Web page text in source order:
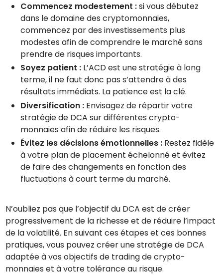
Commencez modestement :si vous débutez
dans le domaine des cryptomonnaies,
commencez par des investissements plus
modestes afin de comprendre le marché sans
prendre de risques importants.
Soyez patient : L’ACD est une stratégie à long
terme, il ne faut donc pas s’attendre à des
résultats immédiats. La patience est la clé.
Diversification : Envisagez de répartir votre
stratégie de DCA sur différentes crypto-
monnaies afin de réduire les risques.
Évitez les décisions émotionnelles : Restez fidèle
à votre plan de placement échelonné et évitez
de faire des changements en fonction des
fluctuations à court terme du marché.
N’oubliez pas que l’objectif du DCA est de créer
progressivement de la richesse et de réduire l’impact
de la volatilité. En suivant ces étapes et ces bonnes
pratiques, vous pouvez créer une stratégie de DCA
adaptée à vos objectifs de trading de crypto-
monnaies et à votre tolérance au risque.